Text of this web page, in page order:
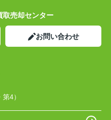
取売却センター
お問い合わせ
4）